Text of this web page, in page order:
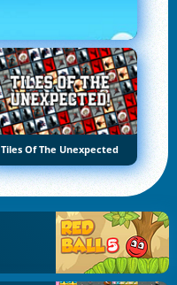
Tiles Of The Unexpected